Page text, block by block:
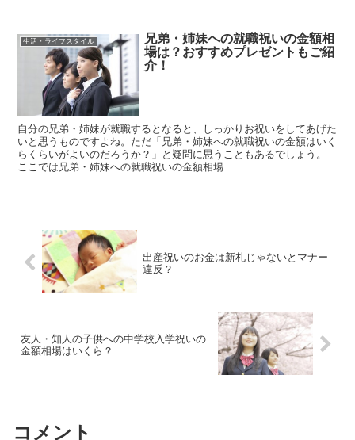
生活・ライフスタイル
兄弟・姉妹への就職祝いの金額相
場は？おすすめプレゼントもご紹
介！
自分の兄弟・姉妹が就職するとなると、しっかりお祝いをしてあげた
いと思うものですよね。ただ「兄弟・姉妹への就職祝いの金額はいく
らくらいがよいのだろうか？」と疑問に思うこともあるでしょう。
ここでは兄弟・姉妹への就職祝いの金額相場...
出産祝いのお金は新札じゃないとマナー
違反？
友人・知人の子供への中学校入学祝いの
金額相場はいくら？
コメント